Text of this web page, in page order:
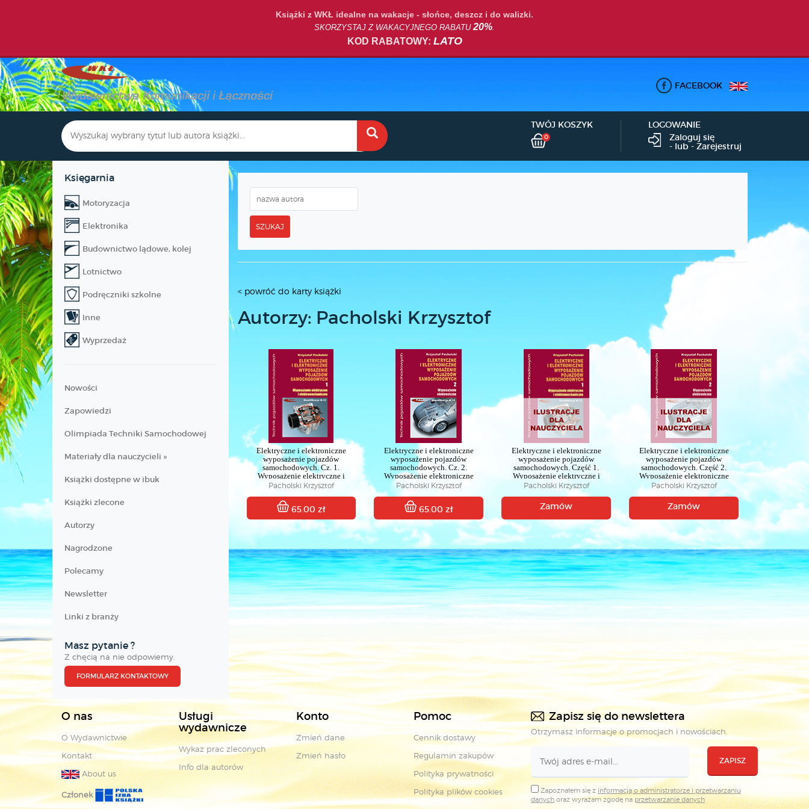
Książki z WKŁ idealne na wakacje - słońce, deszcz i do walizki.
SKORZYSTAJ Z WAKACYJNEGO RABATU20%.
KOD RABATOWY: LATO
FACEBOOK
TWÓJ KOSZYK
0
LOGOWANIE
Zaloguj się
- lub - Zarejestruj
Księgarnia
Motoryzacja
Elektronika
Budownictwo lądowe, kolej
Lotnictwo
Podręczniki szkolne
Inne
Wyprzedaż
Nowości
Zapowiedzi
Olimpiada Techniki Samochodowej
Materiały dla nauczycieli »
Książki dostępne w ibuk
Książki zlecone
Autorzy
Nagrodzone
Polecamy
Newsletter
Linki z branży
Masz pytanie ?
Z chęcią na nie odpowiemy.
FORMULARZ KONTAKTOWY
SZUKAJ
< powróć do karty książki
Autorzy: Pacholski Krzysztof
Elektryczne i elektroniczne
wyposażenie pojazdów
samochodowych. Cz. 1.
Wyposażenie elektryczne i
elektromechaniczne
Pacholski Krzysztof
65.00 zł
Elektryczne i elektroniczne
wyposażenie pojazdów
samochodowych. Cz. 2.
Wyposażenie elektroniczne
Podręcznik dla techników
Pacholski Krzysztof
65.00 zł
Elektryczne i elektroniczne
wyposażenie pojazdów
samochodowych. Część 1.
Wyposażenie elektryczne i
elektromechaniczne
Ilustracje dla nauczycieli
Pacholski Krzysztof
Zamów
Elektryczne i elektroniczne
wyposażenie pojazdów
samochodowych. Część 2.
Wyposażenie elektroniczne
Ilustracje dla nauczycieli
Pacholski Krzysztof
Zamów
O nas
O Wydawnictwie
Kontakt
About us
Członek
Usługi
wydawnicze
Wykaz prac zleconych
Info dla autorów
Konto
Zmień dane
Zmień hasło
Pomoc
Cennik dostawy
Regulamin zakupów
Polityka prywatności
Polityka plików cookies
Zapisz się do newslettera
Otrzymasz informacje o promocjach i nowościach.
ZAPISZ
Zapoznałem się z informacją o administratorze i przetwarzaniu
danych oraz wyrażam zgodę naprzetwarzanie danych